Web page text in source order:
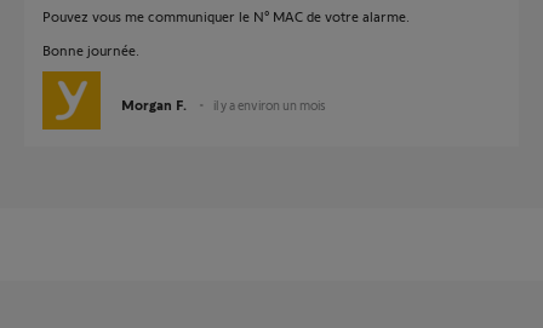
Pouvez vous me communiquer le N° MAC de votre alarme.
Bonne journée.
Morgan F. il y a environ un mois